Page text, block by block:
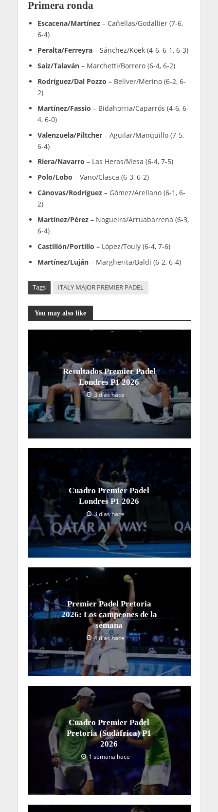
Jueves 4 junio
Octavos de final
Triay/Brea– Escacena/Martínez (6-1, 6-1)
Icardo/Jensen – Sharifova/Collombon (6-1, 6-
0)
Araujo/Fernández
2)
Rodríguez/Dal Pozzo
7-6)
Sánchez/Ustero
Barrera/Velasco
– Cánovas/Rodríguez (6-4. 1-6,
6-1)
Ortega/Calvo– Sainz/Montes (6-1, 6-2)
Josemaría/González
Segunda ronda
Orsi/Llaguno– Martínez/Fassio (6-3, 6-1)
Sharifova/Collombon– Peralta/Ferreyra (6-3,
6-2)
Rodríguez/Dal Pozzo– Salazar/Alonso (6-3, 5-
7, 6-2)
Caldera/Goenaga– Valenzuela/Piltcher (6-3, 6-
3)
Osoro/Iglesias
– Riera/Navarro (6-2, 6-1)
Barrera/Velasco– Polo/Lobo (4-6, 7-6, 7-6)
Cánovas/Rodríguez
– Guinart/Virseda (7-5, 7-6)
Ortega/Calvo– Martínez/Pérez (7-6, 6-4)
Sainz/Montes– Castillón/Portillo (7-5, 6-3)
Fassio/Barrera– Martínez/Luján (6-1, 6-2)
Martes 2 junio
Primera ronda
Escacena/Martínez
– Cañellas/Godallier (7-6,
6-4)
Peralta/Ferreyra– Sánchez/Koek (4-6, 6-1, 6-3)
– Marchetti/Borrero (6-4, 6-2)
Rodríguez/Dal Pozzo– Bellver/Merino (6-2, 6-
2)
Martínez/Fassio– Bidahorria/Caparrós (4-6, 6-
4, 6-0)
Valenzuela/Piltcher
– Aguilar/Manquillo (7-5,
Riera/Navarro– Las Heras/Mesa (6-4, 7-5)
Polo/Lobo– Vano/Clasca (6-3, 6-2)
Cánovas/Rodríguez
– Gómez/Arellano (6-1, 6-
Martínez/Pérez– Nogueira/Arruabarrena (6-3,
Castillón/Portillo– López/Touly (6-4, 7-6)